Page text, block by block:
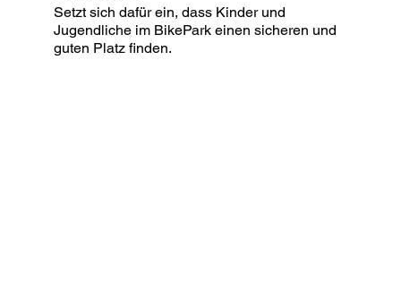
Setzt sich dafür ein, dass Kinder und
Jugendliche im BikePark einen sicheren und
guten Platz finden.